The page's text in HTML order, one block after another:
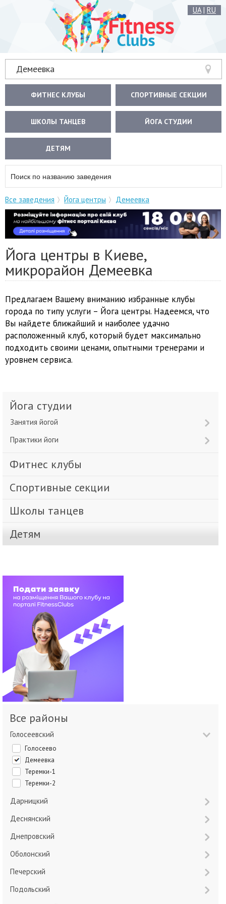
UA| RU
Демеевка
ФИТНЕС КЛУБЫ СПОРТИВНЫЕ СЕКЦИИ
ШКОЛЫ ТАНЦЕВ ЙОГА СТУДИИ
ДЕТЯМ
Все заведения Йога центры Демеевка
Йога центры в Киеве,
микрорайон Демеевка
Предлагаем Вашему вниманию избранные клубы
города по типу услуги – Йога центры. Надеемся, что
Вы найдете ближайший и наиболее удачно
расположенный клуб, который будет максимально
подходить своими ценами, опытными тренерами и
уровнем сервиса.
Йога студии
Занятия йогой
Практики йоги
Фитнес клубы
Спортивные секции
Школы танцев
Детям
Все районы
Голосеевский
Голосеево
Демеевка
Теремки-1
Теремки-2
Дарницкий
Деснянский
Днепровский
Оболонский
Печерский
Подольский